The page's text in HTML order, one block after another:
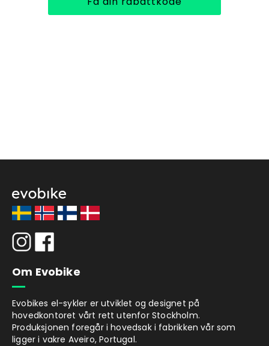
Om Evobike
Evobikes el-sykler er utviklet og designet på
hovedkontoret vårt rett utenfor Stockholm.
Produksjonen foregår i hovedsak i fabrikken vår som
ligger i vakre Aveiro, Portugal.